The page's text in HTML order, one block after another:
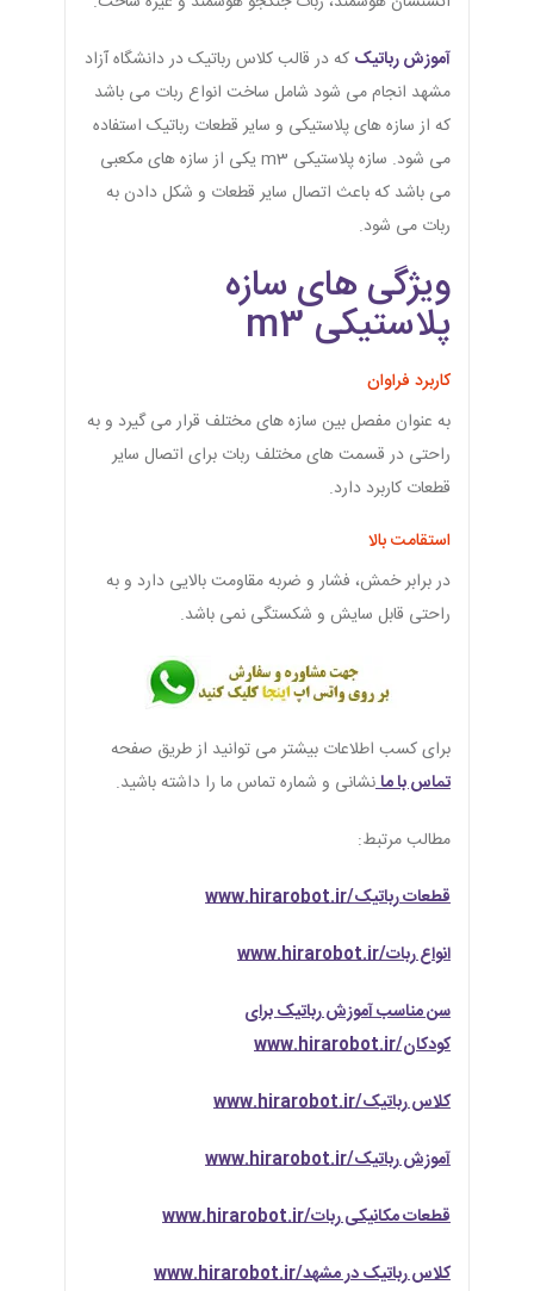
آموزش رباتیک که در قالب کلاس رباتیک در دانشگاه آزاد
مشهد انجام می شود شامل ساخت انواع ربات می باشد
که از سازه های پلاستیکی و سایر قطعات رباتیک استفاده
می شود. سازه پلاستیکی m3 یکی از سازه های مکعبی
می باشد که باعث اتصال سایر قطعات و شکل دادن به
ربات می شود.
ویژگی های سازه
پلاستیکی m3
کاربرد فراوان
به عنوان مفصل بین سازه های مختلف قرار می گیرد و به
راحتی در قسمت های مختلف ربات برای اتصال سایر
قطعات کاربرد دارد.
استقامت بالا
در برابر خمش، فشار و ضربه مقاومت بالایی دارد و به
راحتی قابل سایش و شکستگی نمی باشد.
برای کسب اطلاعات بیشتر می توانید از طریق صفحه
تماس با مانشانی و شماره تماس ما را داشته باشید.
مطالب مرتبط:
قطعات رباتیک/www.hirarobot.ir
انواع ربات/www.hirarobot.ir
سن مناسب آموزش رباتیک برای
کودکان/www.hirarobot.ir
کلاس رباتیک/www.hirarobot.ir
آموزش رباتیک/www.hirarobot.ir
قطعات مکانیکی ربات/www.hirarobot.ir
کلاس رباتیک در مشهد/www.hirarobot.ir